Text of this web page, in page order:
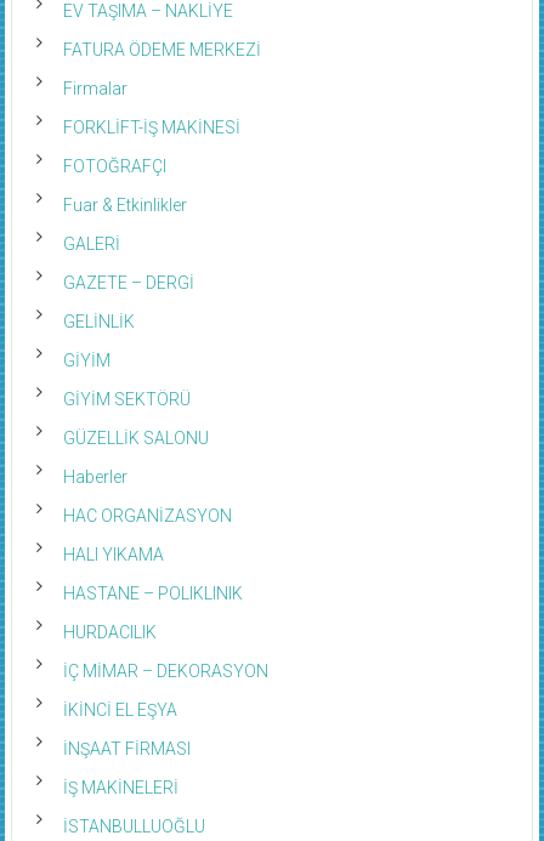
EV TAŞIMA – NAKLİYE
FATURA ÖDEME MERKEZİ
Firmalar
FORKLİFT-İŞ MAKİNESİ
FOTOĞRAFÇI
Fuar & Etkinlikler
GALERİ
GAZETE – DERGİ
GELİNLİK
GİYİM
GİYİM SEKTÖRÜ
GÜZELLİK SALONU
Haberler
HAC ORGANİZASYON
HALI YIKAMA
HASTANE – POLIKLINIK
HURDACILIK
İÇ MİMAR – DEKORASYON
İKİNCİ EL EŞYA
İNŞAAT FİRMASI
İŞ MAKİNELERİ
İSTANBULLUOĞLU